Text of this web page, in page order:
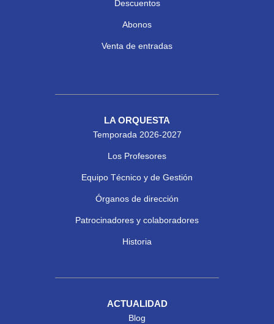
Descuentos
Abonos
Venta de entradas
LA ORQUESTA
Temporada 2026-2027
Los Profesores
Equipo Técnico y de Gestión
Órganos de dirección
Patrocinadores y colaboradores
Historia
ACTUALIDAD
Blog